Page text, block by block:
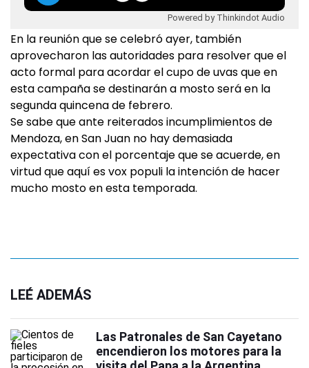
Powered by Thinkindot Audio
En la reunión que se celebró ayer, también
aprovecharon las autoridades para resolver que el
acto formal para acordar el cupo de uvas que en
esta campaña se destinarán a mosto será en la
segunda quincena de febrero.
Se sabe que ante reiterados incumplimientos de
Mendoza, en San Juan no hay demasiada
expectativa con el porcentaje que se acuerde, en
virtud que aquí es vox populi la intención de hacer
mucho mosto en esta temporada.
LEÉ ADEMÁS
Las Patronales de San Cayetano
encendieron los motores para la